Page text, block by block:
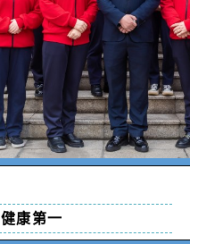
健康第一